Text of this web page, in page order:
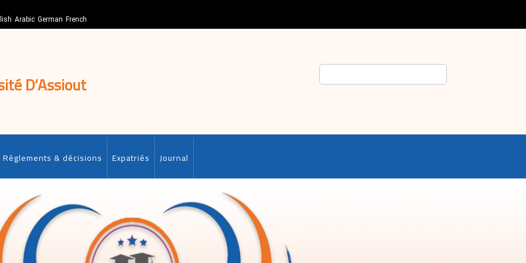
Arabic German French
D’Assiout
Règlements & décisions Expatriés Journal